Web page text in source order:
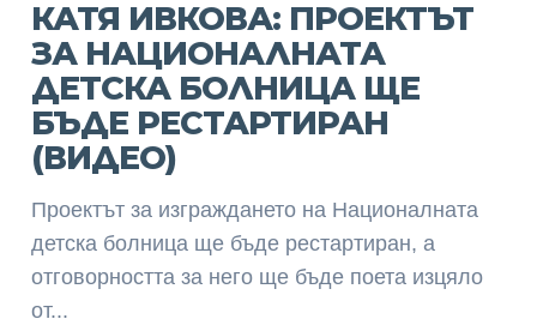
КАТЯ ИВКОВА: ПРОЕКТЪТ
ЗА НАЦИОНАЛНАТА
ДЕТСКА БОЛНИЦА ЩЕ
БЪДЕ РЕСТАРТИРАН
(ВИДЕО)
Проектът за изграждането на Националната
детска болница ще бъде рестартиран, а
отговорността за него ще бъде поета изцяло
от...